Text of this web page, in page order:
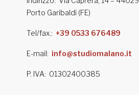
Porto Garibaldi (FE)
Tel/fax. +39 0533 676489
E-mail info@studiomalano.it
P. IVA 01302400385